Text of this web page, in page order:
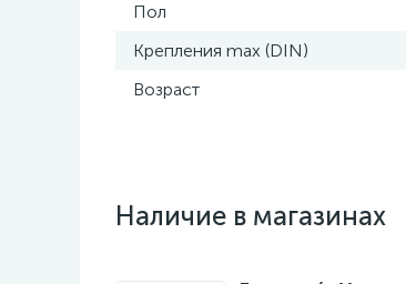
Пол
Крепления max (DIN)
Возраст
Наличие в магазинах